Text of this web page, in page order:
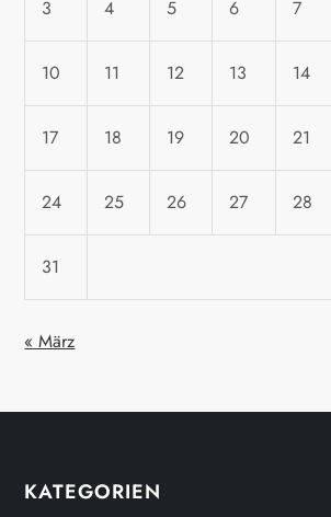
n
3 4 5 6 7
10 11 12 13 14
17 18 19 20 21
24 25 26 27 28
31
« März
KATEGORIEN